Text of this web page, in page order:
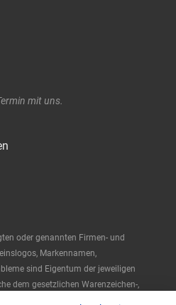
mit uns.
oder genannten Firmen- und
Markennamen,
sind Eigentum der jeweiligen
dem gesetzlichen Warenzeichen-,